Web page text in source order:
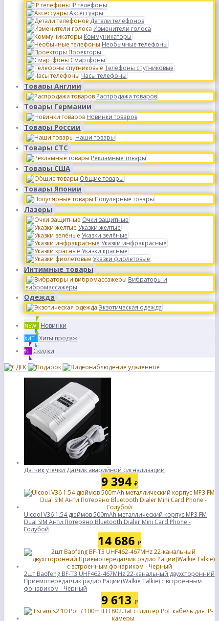
IP телефоны
Аксессуары
Детали телефонов
Изменители голоса
Коммуникаторы
Необычные телефоны
Проекторы
Смартфоны
Телефоны спутниковые
Часы телефоны
Товары Англии
Распродажа товаров
Товары Германии
Новинки товаров
Товары России
Наши товары
Товары СТС
Рекламные товары
Товары США
Общие товары
Товары Японии
Популярные товары
Лазеры
Очки защитные
Указки желтые
Указки зелёные
Указки инфракрасные
Указки красные
Указки фиолетовые
Интимные товары
Вибраторы и
вибромассажеры
Одежда
Экзотическая одежда
NEW Новинки
ХИТ Хиты продаж
% Скидки
Датчик утечки Датчик аварийной сигнализации
9 394 ₽
Ulcool V36 1.54 дюймов 500mAh металлический корпус MP3 FM
Dual SIM Анти Потеряно Bluetooth Dialer Mini Card Phone -
Голубой
14 686 ₽
2шт Baofeng BF-T3 UHF462-467MHz 22-канальный двухсторонний
Приемопередатчик радио Рации(Walkie Talkie) с встроенным
фонариком - Черный
9 613 ₽